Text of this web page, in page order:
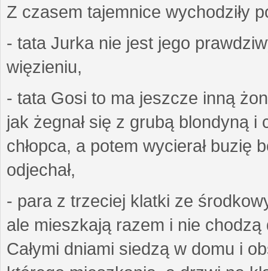
Z czasem tajemnice wychodziły
- tata Jurka nie jest jego
więzieniu,
- tata Gosi to ma jeszcze inną
jak żegnał się z grubą blondyną i
chłopca, a potem wycierał buzię
odjechał,
- para z trzeciej klatki ze
ale mieszkają razem i nie
Całymi dniami siedzą w domu i